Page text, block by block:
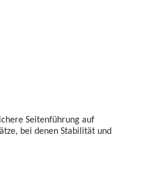
Seitenführung auf
bei denen Stabilität und